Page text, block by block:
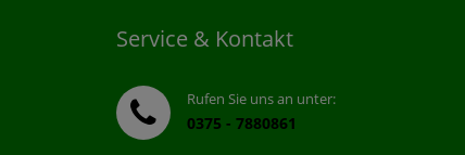
Service & Kontakt
Rufen Sie uns an unter:
0375 - 7880861